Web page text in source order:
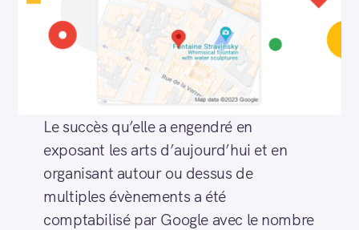
Le succès qu’elle a engendré en
exposant les arts d’aujourd’hui et en
organisant autour ou dessus de
multiples évènements a été
comptabilisé par Google avec le nombre